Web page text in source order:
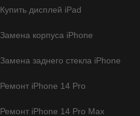
Купить дисплей iPad
Замена корпуса iPhone
Замена заднего стекла iPhone
Ремонт iPhone 14 Pro
Ремонт iPhone 14 Pro Max